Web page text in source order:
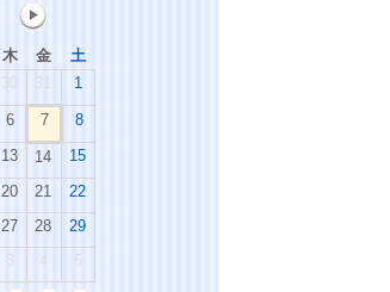
木 金
土
30 31 1
6 7
8
13 14
15
20 21
22
27 28
29
3 4 5